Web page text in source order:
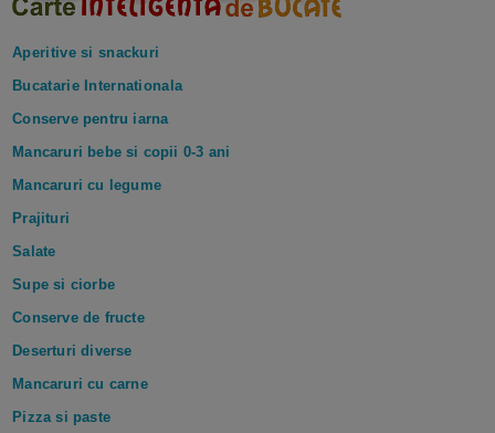
Aperitive si snackuri
Bucatarie Internationala
Conserve pentru iarna
Mancaruri bebe si copii 0-3 ani
Mancaruri cu legume
Prajituri
Salate
Supe si ciorbe
Conserve de fructe
Deserturi diverse
Mancaruri cu carne
Pizza si paste